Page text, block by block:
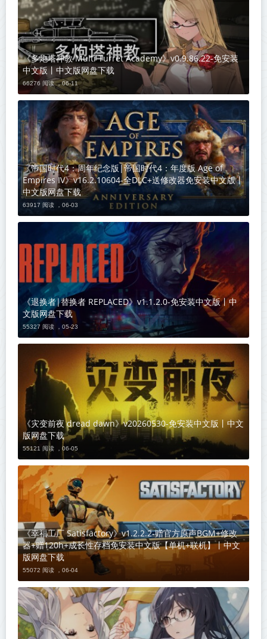
《多炮塔神教 Multi Turret Academy》v0.9.86.22-免安装
中文版丨中文版网盘下载
66276 阅读 ，06-11
《帝国时代4：周年纪念版|帝国时代4：年度版 Age of
Empires IV》v16.2.10604-全DLC+送修改器免安装中文版丨
中文版网盘下载
63917 阅读 ， 06-03
《退换者|替换者 REPLACED》v1.1.2.0-免安装中文版丨中
文版网盘下载
55327 阅读 ， 05-23
《灾变前夜 dread dawn》v20260530-免安装中文版丨中文
版网盘下载
55121 阅读 ， 06-05
《幸福工厂 Satisfactory》v1.2.2.2-赠官方原声BGM+修改
器+赠120h+成长性存档免安装中文版【单机+联机】丨中文
版网盘下载
55072 阅读 ， 06-04